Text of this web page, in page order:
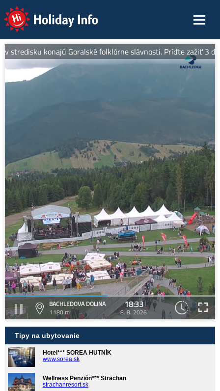
Holiday Info
konajú Goralské folklórne slávnosti. Príďte zažiť 3
BACHLEDOVA DOLINA
1180 m
18:33
8. 8. 2026
Tipy na ubytovanie
Hotel*** SOREA HUTNÍK
www.sorea.sk
Wellness Penzión*** Strachan
strachanresort.sk